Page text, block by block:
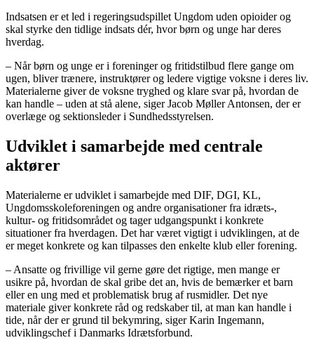
Indsatsen er et led i regeringsudspillet Ungdom uden opioider og
skal styrke den tidlige indsats dér, hvor børn og unge har deres
hverdag.
– Når børn og unge er i foreninger og fritidstilbud flere gange om
ugen, bliver trænere, instruktører og ledere vigtige voksne i deres liv.
Materialerne giver de voksne tryghed og klare svar på, hvordan de
kan handle – uden at stå alene, siger Jacob Møller Antonsen, der er
overlæge og sektionsleder i Sundhedsstyrelsen.
Udviklet i samarbejde med centrale
aktører
Materialerne er udviklet i samarbejde med DIF, DGI, KL,
Ungdomsskoleforeningen og andre organisationer fra idræts-,
kultur- og fritidsområdet og tager udgangspunkt i konkrete
situationer fra hverdagen. Det har været vigtigt i udviklingen, at de
er meget konkrete og kan tilpasses den enkelte klub eller forening.
– Ansatte og frivillige vil gerne gøre det rigtige, men mange er
usikre på, hvordan de skal gribe det an, hvis de bemærker et barn
eller en ung med et problematisk brug af rusmidler. Det nye
materiale giver konkrete råd og redskaber til, at man kan handle i
tide, når der er grund til bekymring, siger Karin Ingemann,
udviklingschef i Danmarks Idrætsforbund.